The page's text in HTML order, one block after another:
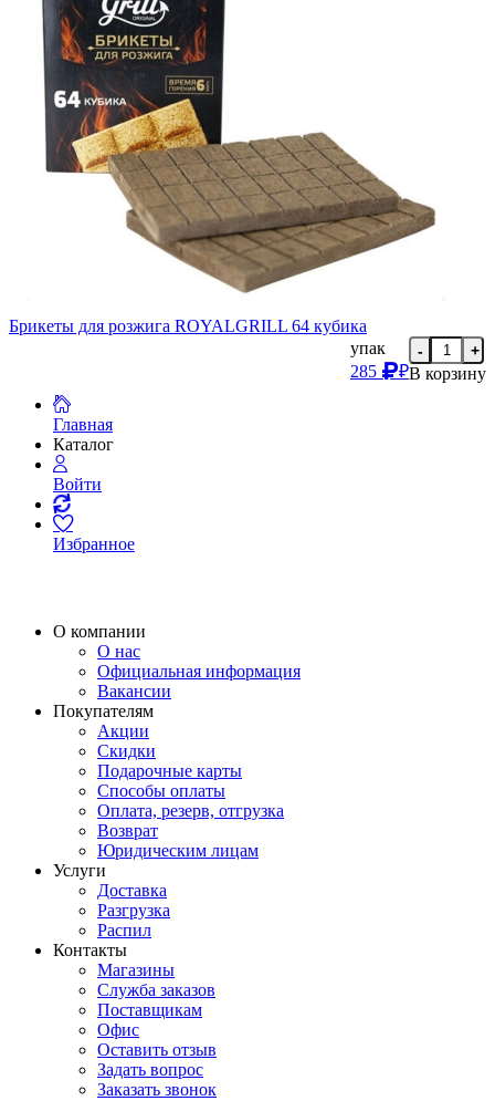
Брикеты для розжига ROYALGRILL 64 кубика
упак
285
₽
- +
В корзину
Главная
Каталог
Войти
Избранное
О компании
О нас
Официальная информация
Вакансии
Покупателям
Акции
Скидки
Подарочные карты
Способы оплаты
Оплата, резерв, отгрузка
Возврат
Юридическим лицам
Услуги
Доставка
Разгрузка
Распил
Контакты
Магазины
Служба заказов
Поставщикам
Офис
Оставить отзыв
Задать вопрос
Заказать звонок